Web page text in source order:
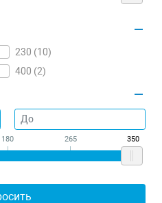
230 (10)
400 (2)
180 265 350